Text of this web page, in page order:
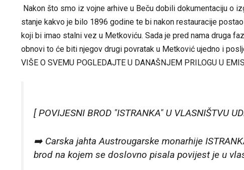
Nakon što smo iz vojne arhive u Beču dobili dokumentaciju o
stanje kakvo je bilo 1896 godine te bi nakon restauracije
koji bi imao stalni vez u Metkoviću. Sada je pred nama druga
obnovi to će biti njegov drugi povratak u Metković ujedno i
VIŠE O SVEMU POGLEDAJTE U DANAŠNJEM PRILOGU U
[ POVIJESNI BROD "ISTRANKA" U VLASNIŠTVU
➡️ Carska jahta Austrougarske monarhije
brod na kojem se doslovno pisala povijest je u